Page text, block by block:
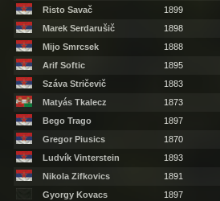
Risto Savač
1899
Marek Serdarušič
1898
Mijo Smrcsek
1888
Arif Softic
1895
Száva Stričevič
1883
Matyás Tkalecz
1873
Bego Trago
1897
Gregor Piusics
1870
Ludvík Vinterstein
1893
Nikola Zifkovics
1891
Gyorgy Kovacs
1897